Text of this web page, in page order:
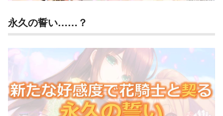
永久の誓い……？